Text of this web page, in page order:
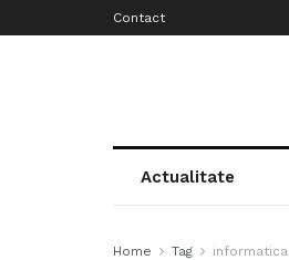
Contact
Actualitate
Home Tag informatica